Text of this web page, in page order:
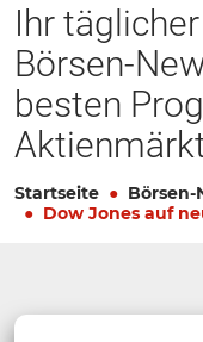
Ihr
Börsen-
besten
Startseite Börsen-
Dow Jones auf